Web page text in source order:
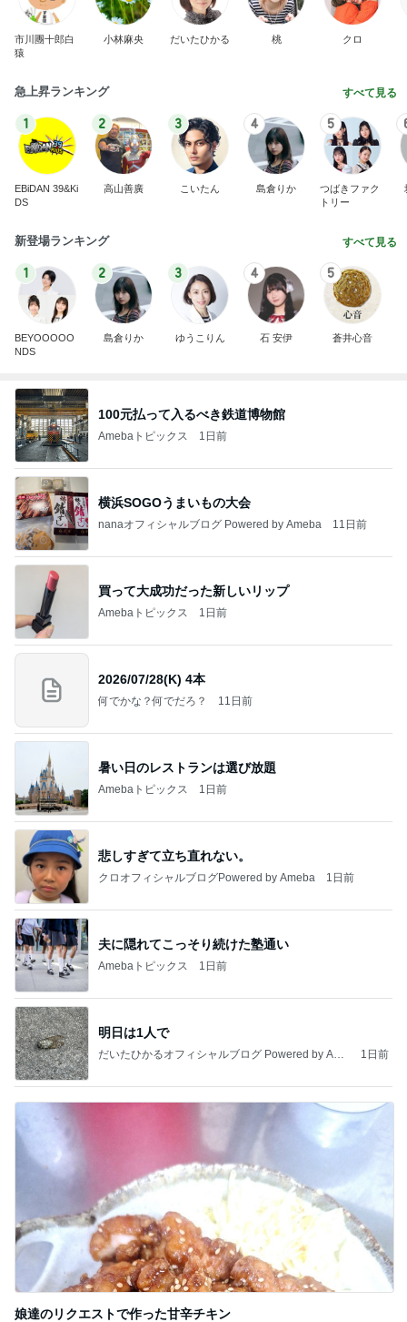
市川團十郎白
猿
小林麻央 だいたひかる 桃 クロ
急上昇ランキング すべて見る
1
EBiDAN 39&Ki
DS
2
高山善廣
3
こいたん
4
島倉りか
5
つばきファク
トリー
新登場ランキング すべて見る
1
BEYOOOOO
NDS
2
島倉りか
3
ゆうこりん
4
石 安伊
5
蒼井心音
100元払って入るべき鉄道博物館
Amebaトピックス 1日前
横浜SOGOうまいもの大会
nanaオフィシャルブログ Powered by Ameba 11日前
買って大成功だった新しいリップ
Amebaトピックス 1日前
2026/07/28(K) 4本
何でかな？何でだろ？ 11日前
暑い日のレストランは選び放題
Amebaトピックス 1日前
悲しすぎて立ち直れない。
クロオフィシャルブログPowered by Ameba 1日前
夫に隠れてこっそり続けた塾通い
Amebaトピックス 1日前
明日は1人で
だいたひかるオフィシャルブログ Powered by Ame
1日前
娘達のリクエストで作った甘辛チキン